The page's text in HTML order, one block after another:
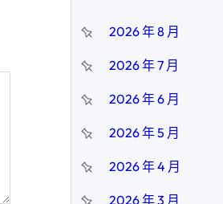
2026 年 8 月
2026 年 7 月
2026 年 6 月
2026 年 5 月
2026 年 4 月
2026 年 3 月